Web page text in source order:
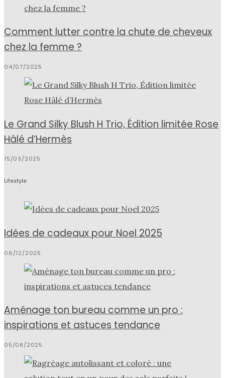
Comment lutter contre la chute de cheveux
chez la femme ?
04/07/2025
Le Grand Silky Blush H Trio, Édition limitée Rose
Hâlé d’Hermès
15/03/2025
Lifestyle
Idées de cadeaux pour Noel 2025
06/12/2025
Aménage ton bureau comme un pro :
inspirations et astuces tendance
05/08/2025